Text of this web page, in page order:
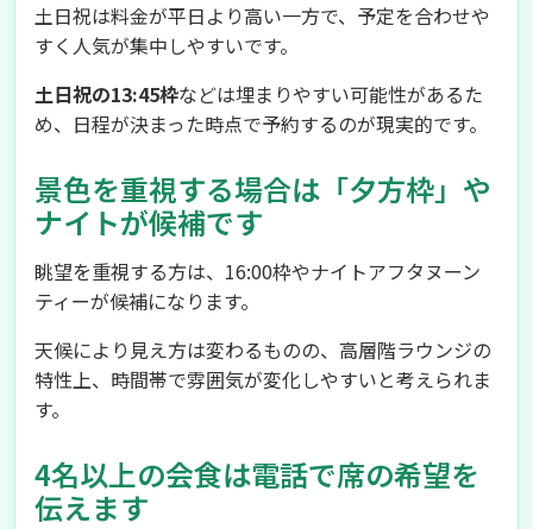
土日祝は料金が平日より高い一方で、予定を合わせや
すく人気が集中しやすいです。
土日祝の13:45枠などは埋まりやすい可能性があるた
め、日程が決まった時点で予約するのが現実的です。
景色を重視する場合は「夕方枠」や
ナイトが候補です
眺望を重視する方は、16:00枠やナイトアフタヌーン
ティーが候補になります。
天候により見え方は変わるものの、高層階ラウンジの
特性上、時間帯で雰囲気が変化しやすいと考えられま
す。
4名以上の会食は電話で席の希望を
伝えます